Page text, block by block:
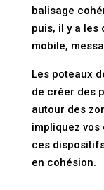
balisage
puis, il y a les
mobile,
Les poteaux
de créer des
autour des
impliquez vos
ces
en cohésion.